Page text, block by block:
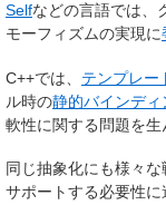
Selfなどの言語では、
モーフィズムの実現に
C++では、 テンプレー
ル時の静的バインディ
軟性に関する問題を生
同じ抽象化にも様々
サポートする必要性